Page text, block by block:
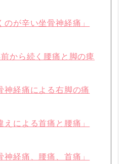
が辛い坐骨神経痛」
から続く腰痛と脚の痺
経痛による右脚の痛
による首痛と腰痛」
経痛、腰痛、首痛」